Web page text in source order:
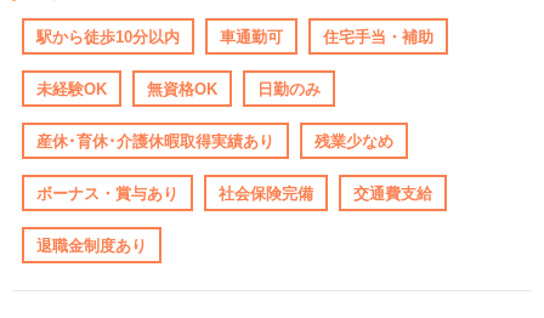
駅から徒歩10分以内 車通勤可 住宅手当・補助
未経験OK 無資格OK 日勤のみ
産休･育休･介護休暇取得実績あり 残業少なめ
ボーナス・賞与あり 社会保険完備 交通費支給
退職金制度あり